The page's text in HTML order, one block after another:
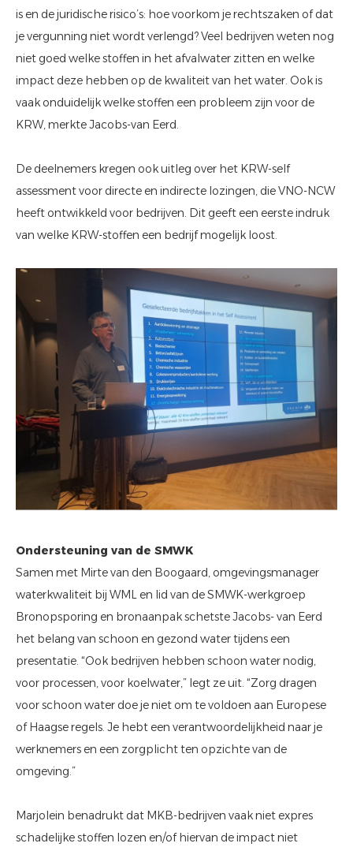
is en de juridische risico’s: hoe voorkom je rechtszaken of dat
je vergunning niet wordt verlengd? Veel bedrijven weten nog
niet goed welke stoffen in het afvalwater zitten en welke
impact deze hebben op de kwaliteit van het water. Ook is
vaak onduidelijk welke stoffen een probleem zijn voor de
KRW, merkte Jacobs-van Eerd.
De deelnemers kregen ook uitleg over het KRW-self
assessmentvoor directe en indirecte lozingen, die VNO-NCW
heeft ontwikkeld voor bedrijven. Dit geeft een eerste indruk
van welke KRW-stoffen een bedrijf mogelijk loost.
Ondersteuning van de SMWK
Samen met Mirte van den Boogaard, omgevingsmanager
waterkwaliteit bij WML en lid van de SMWK-werkgroep
Bronopsporing en bronaanpak schetste Jacobs- van Eerd
het belang van schoon en gezond water tijdens een
presentatie. “Ook bedrijven hebben schoon water nodig,
voor processen, voor koelwater,” legt ze uit. “Zorg dragen
voor schoon water doe je niet om te voldoen aan Europese
of Haagse regels. Je hebt een verantwoordelijkheid naar je
werknemers en een zorgplicht ten opzichte van de
omgeving.”
Marjolein benadrukt dat MKB-bedrijven vaak niet expres
schadelijke stoffen lozen en/of hiervan de impact niet